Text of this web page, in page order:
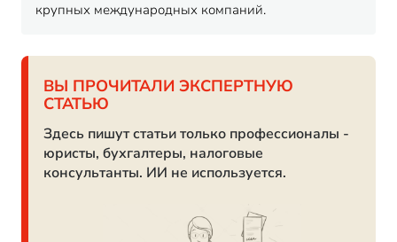
крупных международных компаний.
ВЫ ПРОЧИТАЛИ ЭКСПЕРТНУЮ
СТАТЬЮ
Здесь пишут статьи только профессионалы -
юристы, бухгалтеры, налоговые
консультанты. ИИ не используется.